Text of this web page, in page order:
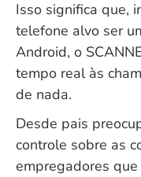
Isso significa que,
telefone alvo ser
Android, o
tempo real às
de nada.
Desde pais
controle sobre as
empregadores